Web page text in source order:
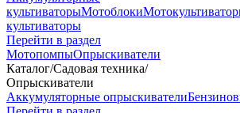
культиваторыМотоблоки
культиваторы
Перейти в раздел
МотопомпыОпрыскиватели
Каталог/Садовая техника/
Опрыскиватели
Аккумуляторные опрыскиватели